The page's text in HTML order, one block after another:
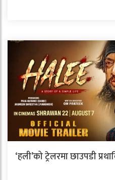
‘हली’को ट्रेलरमा छाउपडी